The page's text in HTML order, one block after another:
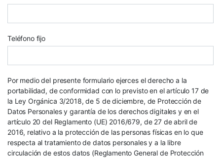
Teléfono fijo
Por medio del presente formulario ejerces el derecho a la
portabilidad, de conformidad con lo previsto en el artículo 17 de
la Ley Orgánica 3/2018, de 5 de diciembre, de Protección de
Datos Personales y garantía de los derechos digitales y en el
artículo 20 del Reglamento (UE) 2016/679, de 27 de abril de
2016, relativo a la protección de las personas físicas en lo que
respecta al tratamiento de datos personales y a la libre
circulación de estos datos (Reglamento General de Protección